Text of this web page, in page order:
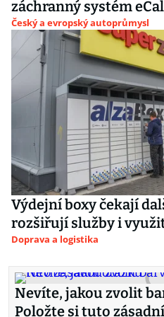
záchranný systém
Český a evropský autoprůmysl
Výdejní boxy čekají
rozšiřují služby i
Doprava a logistika
Nevíte, jakou zvolit
Položte si tuto